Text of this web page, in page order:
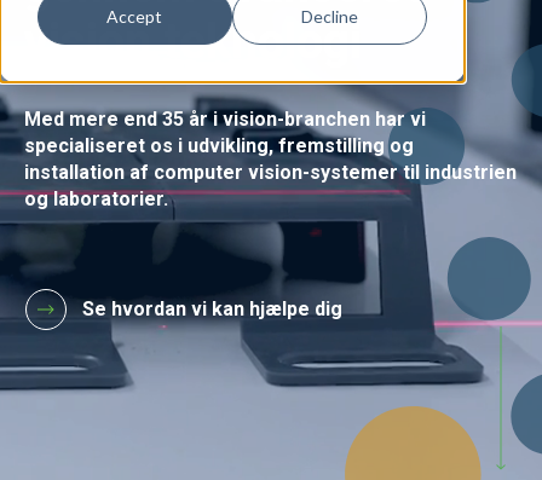
Accept Decline
vision teknologi
Med mere end 35 år i vision-branchen har vi
specialiseret os i udvikling, fremstilling og
installation af computer vision-systemer til industrien
og laboratorier.
Se hvordan vi kan hjælpe dig